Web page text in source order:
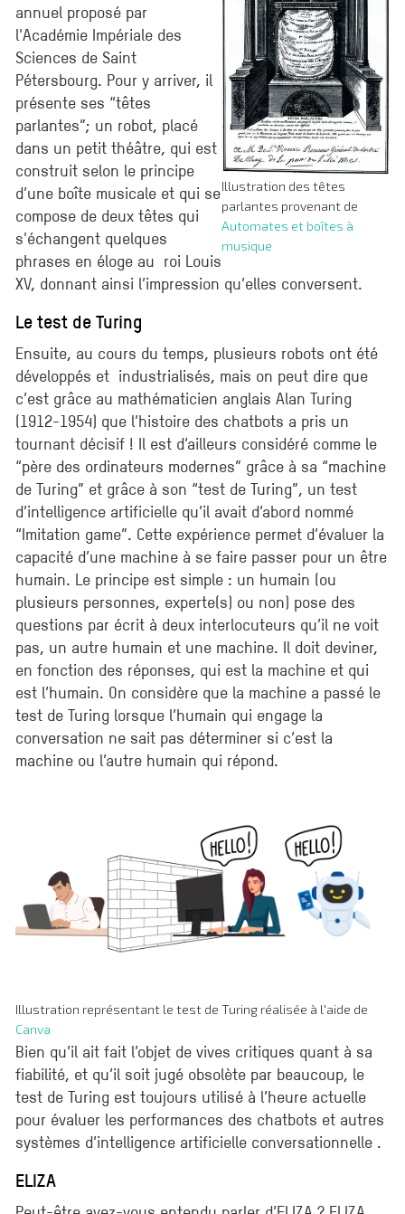
Illustration des têtes
parlantes provenant de
Automates et boîtes à
musique
annuel proposé par
l'Académie Impériale des
Sciences de Saint
Pétersbourg. Pour y arriver, il
présente ses “têtes
parlantes”; un robot, placé
dans un petit théâtre, qui est
construit selon le principe
d’une boîte musicale et qui se
compose de deux têtes qui
s'échangent quelques
phrases en éloge au roi Louis
XV, donnant ainsi l’impression qu’elles conversent.
Le test de Turing
Ensuite, au cours du temps, plusieurs robots ont été
développés et industrialisés, mais on peut dire que
c’est grâce au mathématicien anglais Alan Turing
(1912-1954) que l’histoire des chatbots a pris un
tournant décisif ! Il est d’ailleurs considéré comme le
“père des ordinateurs modernes” grâce à sa “machine
de Turing” et grâce à son “test de Turing”, un test
d’intelligence artificielle qu’il avait d’abord nommé
“Imitation game”. Cette expérience permet d’évaluer la
capacité d’une machine à se faire passer pour un être
humain. Le principe est simple : un humain (ou
plusieurs personnes, experte(s) ou non) pose des
questions par écrit à deux interlocuteurs qu’il ne voit
pas, un autre humain et une machine. Il doit deviner,
en fonction des réponses, qui est la machine et qui
est l’humain. On considère que la machine a passé le
test de Turing lorsque l’humain qui engage la
conversation ne sait pas déterminer si c’est la
machine ou l’autre humain qui répond.
Illustration représentant le test de Turing réalisée à l'aide de
Canva
Bien qu’il ait fait l’objet de vives critiques quant à sa
fiabilité, et qu’il soit jugé obsolète par beaucoup, le
test de Turing est toujours utilisé à l’heure actuelle
pour évaluer les performances des chatbots et autres
systèmes d’intelligence artificielle conversationnelle .
ELIZA